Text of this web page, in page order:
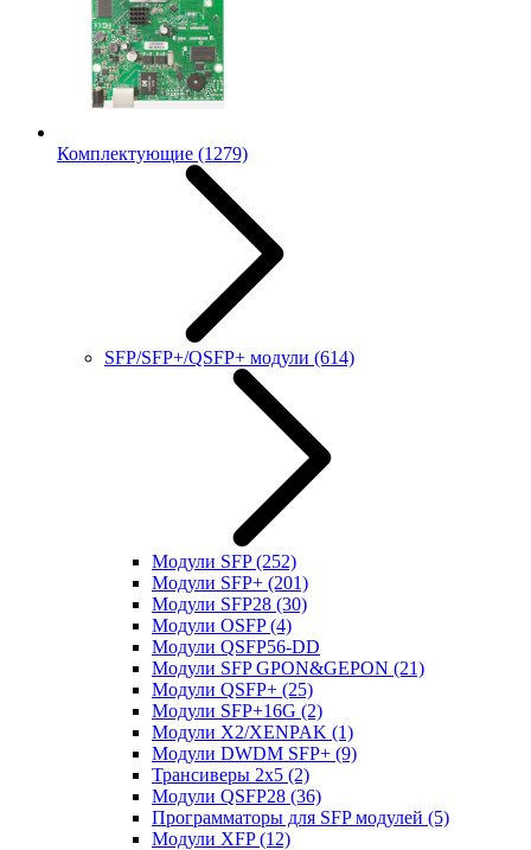
Комплектующие (1279)
SFP/SFP+/QSFP+ модули (614)
Модули SFP(252)
Модули SFP+ (201)
Модули SFP28 (30)
Модули OSFP(4)
Модули QSFP56-DD
Модули SFP GPON&GEPON (21)
Модули QSFP+ (25)
Модули SFP+16G (2)
Модули X2/XENPAK (1)
Модули DWDM SFP+ (9)
Трансиверы 2x5 (2)
Модули QSFP28 (36)
Программаторы для SFP модулей (5)
Модули XFP(12)